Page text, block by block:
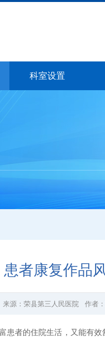
科室设置
患者康复作品
来源： 荣县第三人民医院 作者：
者的住院生活，又能有